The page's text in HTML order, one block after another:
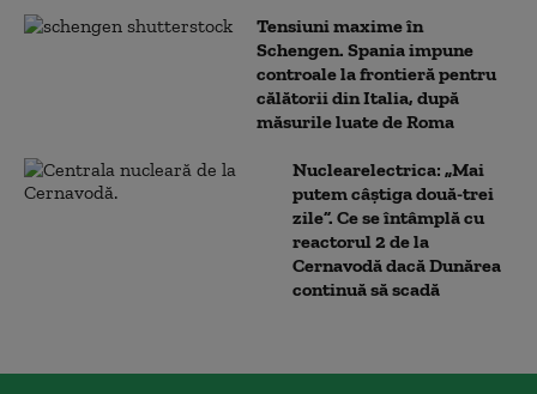
Tensiuni maxime în
Schengen. Spania impune
controale la frontieră pentru
călătorii din Italia, după
măsurile luate de Roma
Nuclearelectrica: „Mai
putem câștiga două-trei
zile”. Ce se întâmplă cu
reactorul 2 de la
Cernavodă dacă Dunărea
continuă să scadă